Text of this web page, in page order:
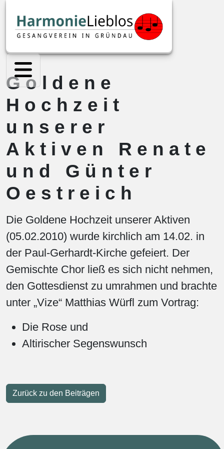
Goldene
Hochzeit
unserer
Aktiven Renate
und Günter
Oestreich
Die Goldene Hochzeit unserer Aktiven
(05.02.2010) wurde kirchlich am 14.02. in
der Paul-Gerhardt-Kirche gefeiert. Der
Gemischte Chor ließ es sich nicht nehmen,
den Gottesdienst zu umrahmen und brachte
unter „Vize“ Matthias Würfl zum Vortrag:
Die Rose und
Altirischer Segenswunsch
Zurück zu den Beiträgen